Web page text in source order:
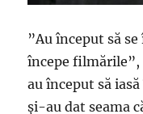
”Au început să
începe filmările”,
au început să
și-au dat seama